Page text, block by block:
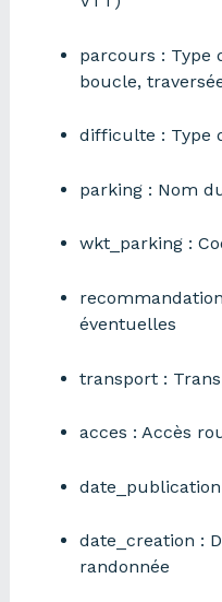
parcours : Type
boucle,
difficulte : Type
parking : Nom
wkt_parking :
éventuelles
transport :
acces : Accès
date_creation :
randonnée